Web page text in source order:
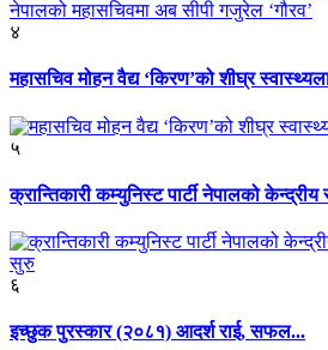
४
महासचिव मोहन वैद्य ‘किरण’को शीघ्र
५
क्रान्तिकारी कम्युनिस्ट पार्टी नेपालको केन्द्रीय
६
इच्छुक पुरस्कार (२०८१) आदर्श राई, सफल...